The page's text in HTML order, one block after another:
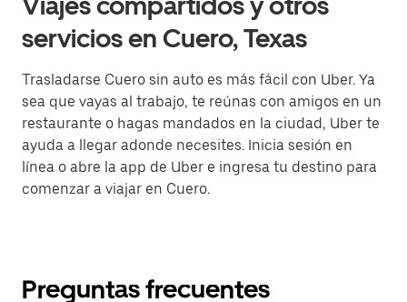
servicios en Cuero, Texas
Trasladarse Cuero sin auto es más fácil con Uber. Ya
sea que vayas al trabajo, te reúnas con amigos en un
restaurante o hagas mandados en la ciudad, Uber te
ayuda a llegar adonde necesites. Inicia sesión en
línea o abre la app de Uber e ingresa tu destino para
comenzar a viajar en Cuero.
Preguntas frecuentes